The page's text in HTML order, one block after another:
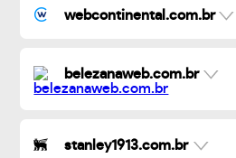
webcontinental.com.br
belezanaweb.com.br
stanley1913.com.br